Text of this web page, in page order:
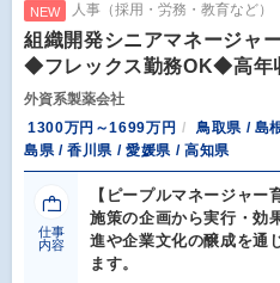
NEW 人事（採用・労務・教育など）
組織開発シニアマネージャ
◆フレックス勤務OK◆高年
外資系製薬会社
1300万円～1699万円
鳥取県 / 島
島県 / 香川県 / 愛媛県 / 高知県
仕事
内容
【ピープルマネージャ
施策の企画から実行・効
進や企業文化の醸成を通
ます。